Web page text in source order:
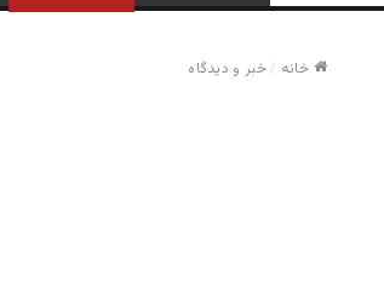
خانه /خبر و دیدگاه